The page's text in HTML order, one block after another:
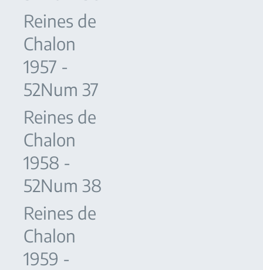
Reines de
Chalon
1957 -
52Num 37
Reines de
Chalon
1958 -
52Num 38
Reines de
Chalon
1959 -